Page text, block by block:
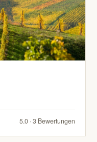
5.0 · 3 Bewertungen